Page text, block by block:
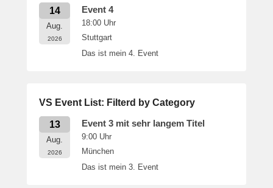
14
Aug.
2026
Event 4
18:00 Uhr
Stuttgart
Das ist mein 4. Event
VS Event List: Filterd by Category
13
Aug.
2026
Event 3 mit sehr langem Titel
9:00 Uhr
München
Das ist mein 3. Event